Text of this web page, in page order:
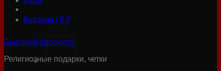
Корзина /0 ₽
Быстрый просмотр
Религиозные подарки, четки